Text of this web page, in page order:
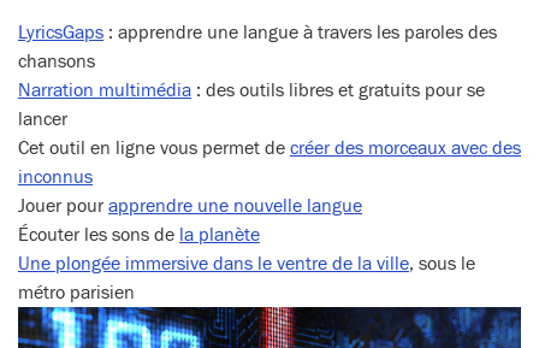
LyricsGaps : apprendre une langue à travers les paroles des
chansons
Narration multimédia : des outils libres et gratuits pour se
lancer
Cet outil en ligne vous permet de créer des morceaux avec des
inconnus
Jouer pourapprendre une nouvelle langue
Écouter les sons de la planète
Une plongée immersive dans le ventre de la ville, sous le
métro parisien